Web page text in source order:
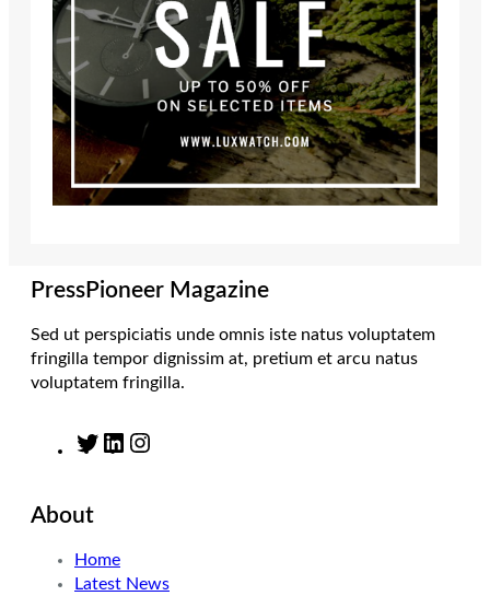
PressPioneer Magazine
Sed ut perspiciatis unde omnis iste natus voluptatem
fringilla tempor dignissim at, pretium et arcu natus
voluptatem fringilla.
T
e
r
L
I
r
About
Home
Latest News